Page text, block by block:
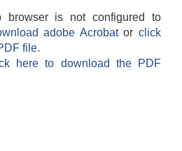
browser is not configured to
adobe Acrobatorclick
file.
here to download the PDF